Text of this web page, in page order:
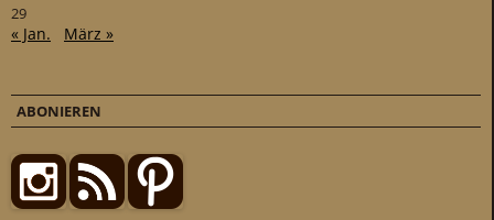
29
« Jan. März »
ABONIEREN